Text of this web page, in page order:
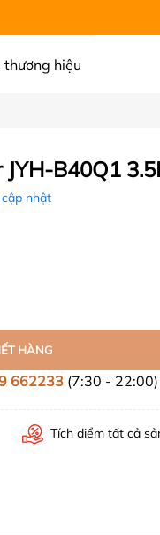
thương hiệu
B40Q1
nhật
HÀNG
662233(7:30 - 22:00)
Tích điểm tất cả